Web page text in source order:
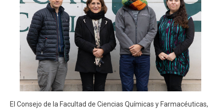
El Consejo de la Facultad de Ciencias Químicas y Farmacéuticas,